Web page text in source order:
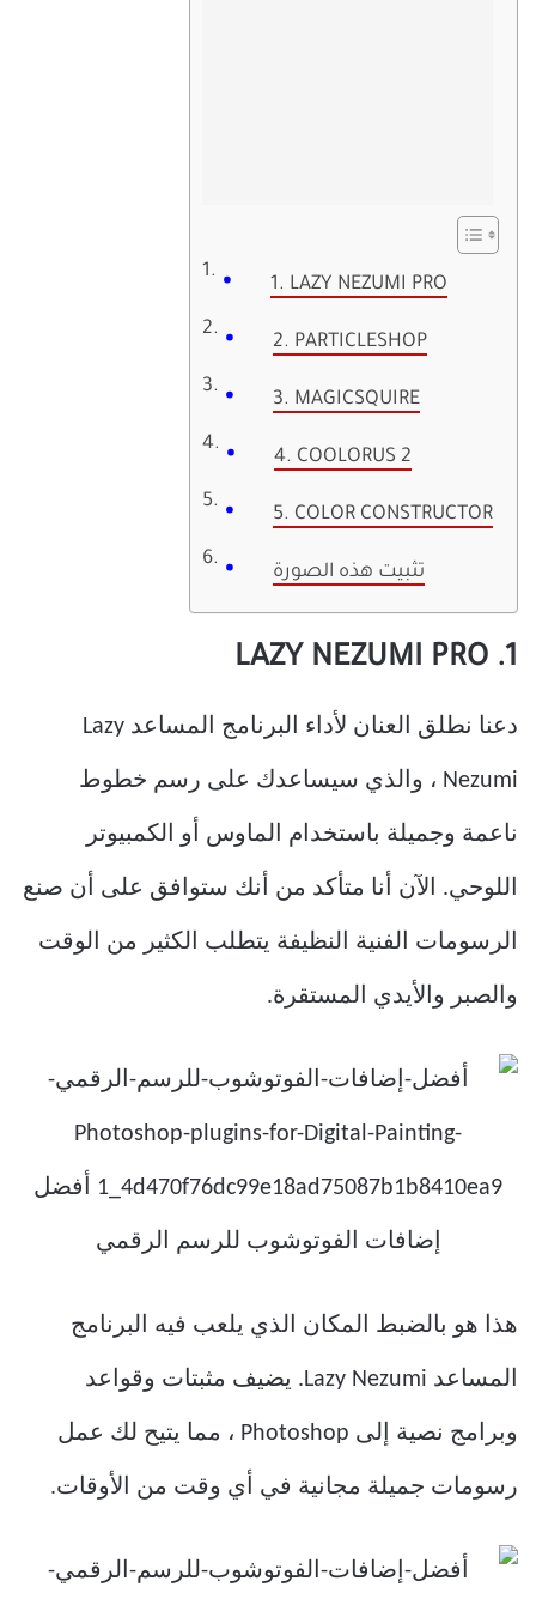
1. LAZY NEZUMI PRO
2. PARTICLESHOP
3. MAGICSQUIRE
4. COOLORUS 2
5. COLOR CONSTRUCTOR
تثبيت هذه الصورة
1. LAZY NEZUMI PRO
دعنا نطلق العنان لأداء البرنامج المساعد Lazy
Nezumi ، والذي سيساعدك على رسم خطوط
ناعمة وجميلة باستخدام الماوس أو الكمبيوتر
اللوحي. الآن أنا متأكد من أنك ستوافق على أن صنع
الرسومات الفنية النظيفة يتطلب الكثير من الوقت
والصبر والأيدي المستقرة.
هذا هو بالضبط المكان الذي يلعب فيه البرنامج
المساعد Lazy Nezumi. يضيف مثبتات وقواعد
وبرامج نصية إلى Photoshop ، مما يتيح لك عمل
رسومات جميلة مجانية في أي وقت من الأوقات.